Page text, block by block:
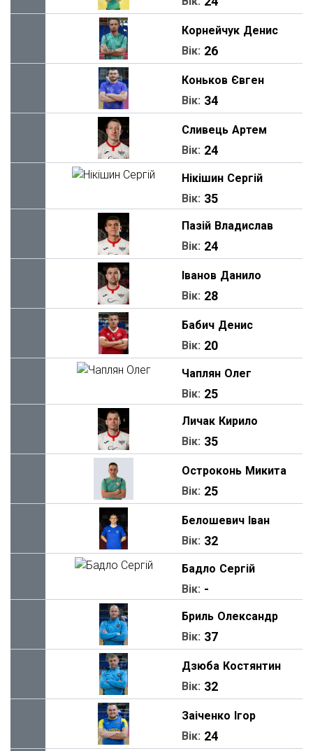
Корнейчук Денис
Вік: 26
Коньков Євген
Вік: 34
Сливець Артем
Вік: 24
Нікішин Сергій
Вік: 35
Пазій Владислав
Вік: 24
Іванов Данило
Вік: 28
Бабич Денис
Вік: 20
Чаплян Олег
Вік: 25
Личак Кирило
Вік: 35
Остроконь Микита
Вік: 25
Белошевич Іван
Вік: 32
Бадло Сергій
Вік: -
Бриль Олександр
Вік: 37
Дзюба Костянтин
Вік: 32
Заіченко Ігор
Вік: 24